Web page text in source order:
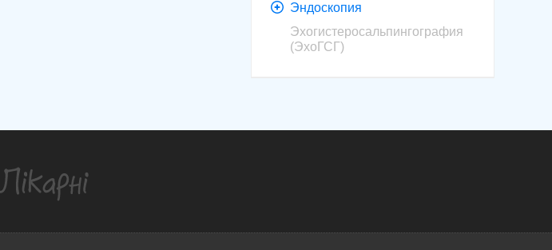
Эндоскопия
Эхогистеросальпингография
(ЭхоГСГ)